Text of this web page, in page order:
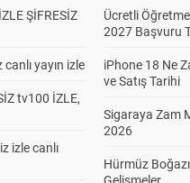
ŞİFRESİZ
yayın izle
tv100 İZLE,
izle canlı
Ücretli
2027 Başvuru
iPhone 18 Ne
ve Satış Tarihi
Sigaraya Zam
2026
Hürmüz